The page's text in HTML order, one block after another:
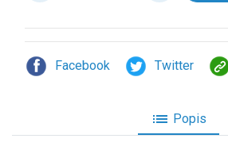
Facebook Twitter
list Popis